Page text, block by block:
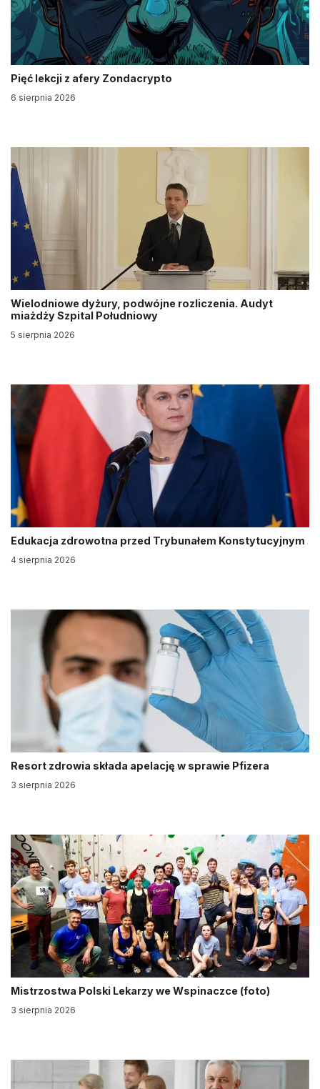
Pięć lekcji z afery Zondacrypto
6 sierpnia 2026
Wielodniowe dyżury, podwójne rozliczenia. Audyt
miażdży Szpital Południowy
5 sierpnia 2026
Edukacja zdrowotna przed Trybunałem Konstytucyjnym
4 sierpnia 2026
Resort zdrowia składa apelację w sprawie Pfizera
3 sierpnia 2026
Mistrzostwa Polski Lekarzy we Wspinaczce (foto)
3 sierpnia 2026